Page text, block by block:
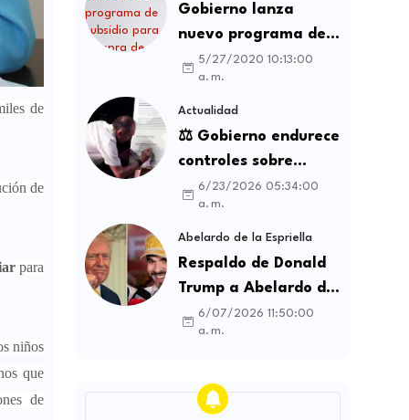
de
de
para
niños
que
de
Gobierno lanza
nuevo programa de
subsidio para compra
de vivienda VIS y no
VIS
5/27/2020 10:13:00
a. m.
Actualidad
⚖️ Gobierno endurece
controles sobre
contratos sindicales
y busca frenar la
intermediación
laboral ilegal
6/23/2026 05:34:00
a. m.
Abelardo de la Espriella
Respaldo de Donald
Trump a Abelardo de
la Espriella genera
debate sobre
influencia
internacional
6/07/2026 11:50:00
a. m.